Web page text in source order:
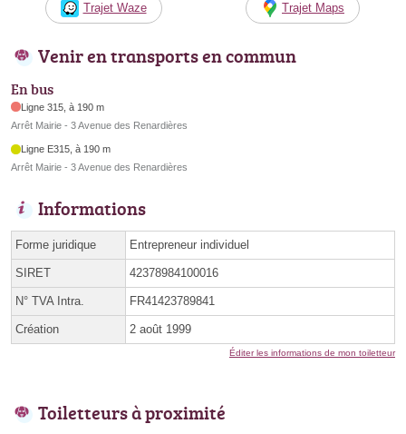
Trajet Waze Trajet Maps
Venir en transports en commun
En bus
Ligne 315, à 190 m
Arrêt Mairie - 3 Avenue des Renardières
Ligne E315, à 190 m
Arrêt Mairie - 3 Avenue des Renardières
Informations
Forme juridique Entrepreneur individuel
SIRET 42378984100016
N° TVA Intra. FR41423789841
Création 2 août 1999
Éditer les informations de mon toiletteur
Toiletteurs à proximité